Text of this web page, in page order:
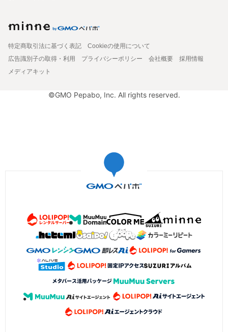
特定商取引法に基づく表記
Cookieの使用について
広告識別子の取得・利用
プライバシーポリシー 会社概要
採用情報
メディアキット
©GMO Pepabo, Inc. All rights reserved.